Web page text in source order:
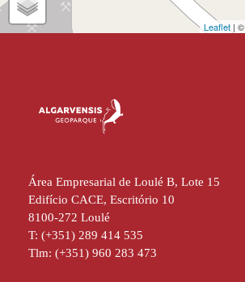
Leaflet | ©
Área Empresarial de Loulé B, Lote 15
Edifício CACE, Escritório 10
8100-272 Loulé
T: (+351) 289 414 535
Tlm: (+351) 960 283 473